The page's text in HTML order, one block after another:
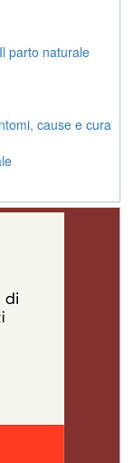
parto naturale
cause e cura